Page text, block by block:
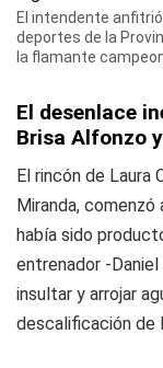
El intendente
deportes de la
la flamante
El desenlace
Brisa Alfonzo
El rincón de Laura
Miranda,
había sido
entrenador -
insultar y arrojar
descalificación de